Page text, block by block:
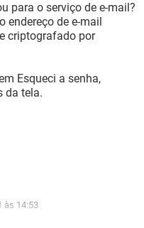
para o serviço de e-mail?
endereço de e-mail
criptografado por
Esqueci a senha,
da tela.
às 14:53